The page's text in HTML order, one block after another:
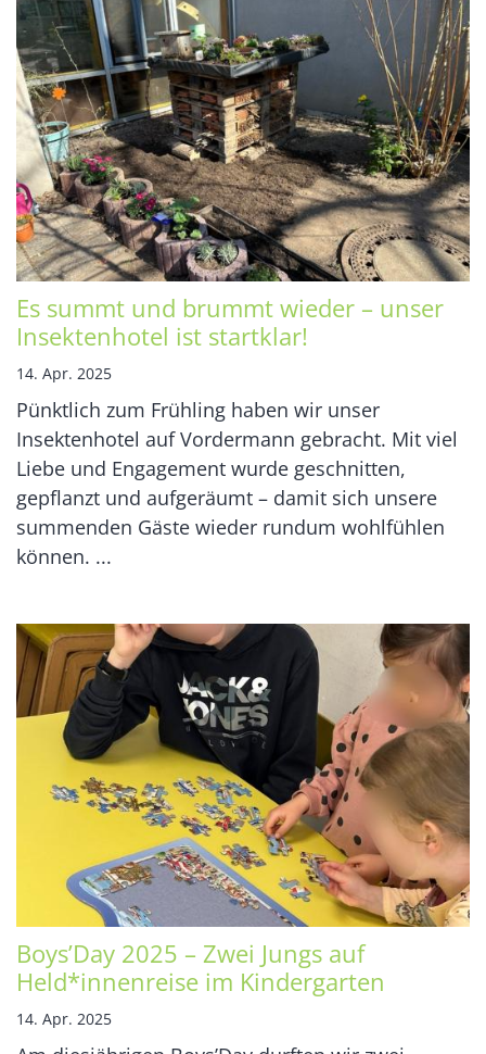
Es summt und brummt wieder – unser
Insektenhotel ist startklar!
14. Apr. 2025
Pünktlich zum Frühling haben wir unser
Insektenhotel auf Vordermann gebracht. Mit viel
Liebe und Engagement wurde geschnitten,
gepflanzt und aufgeräumt – damit sich unsere
summenden Gäste wieder rundum wohlfühlen
können. ...
Boys’Day 2025 – Zwei Jungs auf
Held*innenreise im Kindergarten
14. Apr. 2025